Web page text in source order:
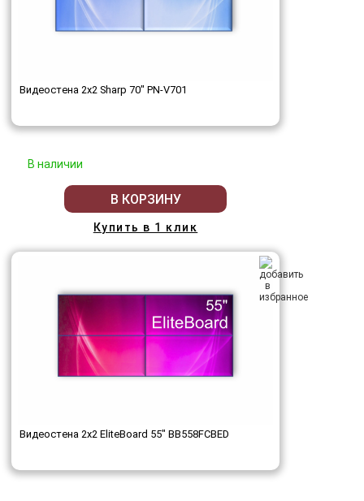
Видеостена 2x2 Sharp 70" PN-V701
В наличии
В КОРЗИНУ
Купить в 1 клик
Видеостена 2x2 EliteBoard 55" BB558FCBED